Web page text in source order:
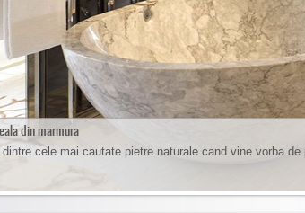
din marmura
dintre cele mai cautate pietre naturale cand vine vorba de
de marmura
de marmura se face foarte usor insa trebuie sa tineti